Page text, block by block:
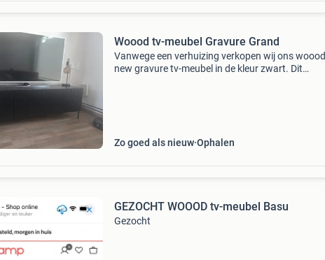
Woood tv-meubel Gravure Grand
Vanwege een verhuizing verkopen wij ons woood
new gravure tv-meubel in de kleur zwart. Dit
Zo goed als nieuw Ophalen
GEZOCHT WOOOD tv-meubel Basu
Gezocht